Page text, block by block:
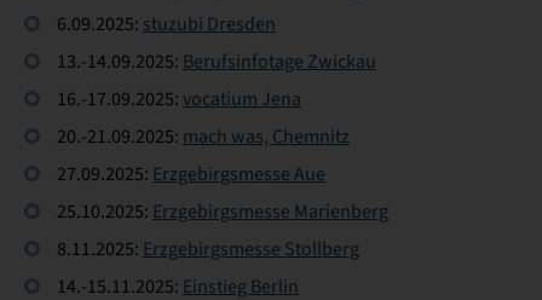
6.09.2025: stuzubi Dresden
13.-14.09.2025: Berufsinfotage Zwickau
16.-17.09.2025: vocatium Jena
20.-21.09.2025: mach was, Chemnitz
27.09.2025: Erzgebirgsmesse Aue
25.10.2025: Erzgebirgsmesse Marienberg
8.11.2025: Erzgebirgsmesse Stollberg
14.-15.11.2025: Einstieg Berlin